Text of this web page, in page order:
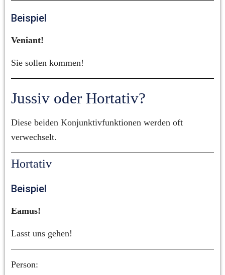
Beispiel
Veniant!
Sie sollen kommen!
Jussiv oder Hortativ?
Diese beiden Konjunktivfunktionen werden oft
verwechselt.
Hortativ
Beispiel
Eamus!
Lasst uns gehen!
Person: